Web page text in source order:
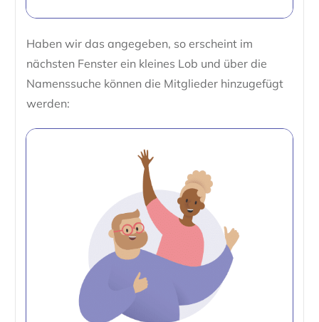
Haben wir das angegeben, so erscheint im
nächsten Fenster ein kleines Lob und über die
Namenssuche können die Mitglieder hinzugefügt
werden: